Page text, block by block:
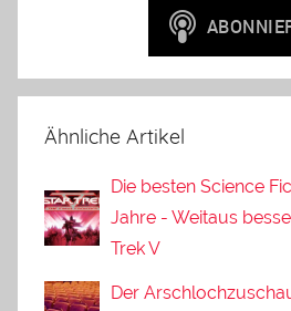
Ähnliche Artikel
Die besten Science
Jahre - Weitaus
Trek V
Der